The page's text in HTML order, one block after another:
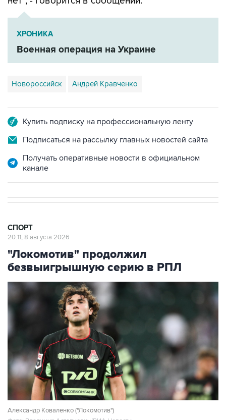
ХРОНИКА
Военная операция на Украине
Новороссийск Андрей Кравченко
Купить подписку на профессиональную ленту
Подписаться на рассылку главных новостей сайта
Получать оперативные новости в официальном
канале
СПОРТ
20:11, 8 августа 2026
"Локомотив" продолжил
безвыигрышную серию в РПЛ
Александр Коваленко ("Локомотив")